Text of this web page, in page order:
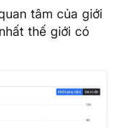
tâm của giới
thế giới có